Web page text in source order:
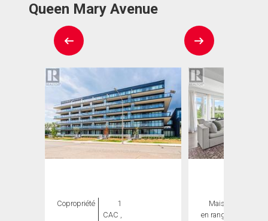
Queen Mary Avenue
Copropriété
1
CAC ,
Maison
en rangée